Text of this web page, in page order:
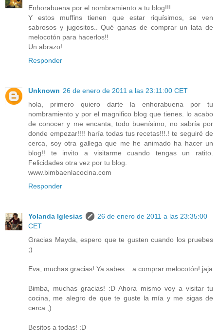
Enhorabuena por el nombramiento a tu blog!!!
Y estos muffins tienen que estar riquísimos, se ven
sabrosos y jugositos.. Qué ganas de comprar un lata de
melocotón para hacerlos!!
Un abrazo!
Responder
Unknown 26 de enero de 2011 a las 23:11:00 CET
hola, primero quiero darte la enhorabuena por tu
nombramiento y por el magnifico blog que tienes. lo acabo
de conocer y me encanta, todo buenísimo, no sabría por
donde empezar!!!! haría todas tus recetas!!!.! te seguiré de
cerca, soy otra gallega que me he animado ha hacer un
blog!! te invito a visitarme cuando tengas un ratito.
Felicidades otra vez por tu blog.
www.bimbaenlacocina.com
Responder
Yolanda Iglesias
26 de enero de 2011 a las 23:35:00
CET
Gracias Mayda, espero que te gusten cuando los pruebes
;)
Eva, muchas gracias! Ya sabes... a comprar melocotón! jaja
Bimba, muchas gracias! :D Ahora mismo voy a visitar tu
cocina, me alegro de que te guste la mía y me sigas de
cerca ;)
Besitos a todas! :D